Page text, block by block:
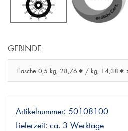
GEBINDE
Flasche 0,5 kg, 28,76 € / kg, 14,38 €
Artikelnummer: 50108100
Lieferzeit: ca. 3 Werktage